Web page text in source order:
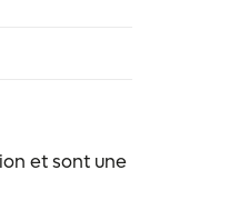
et sont une